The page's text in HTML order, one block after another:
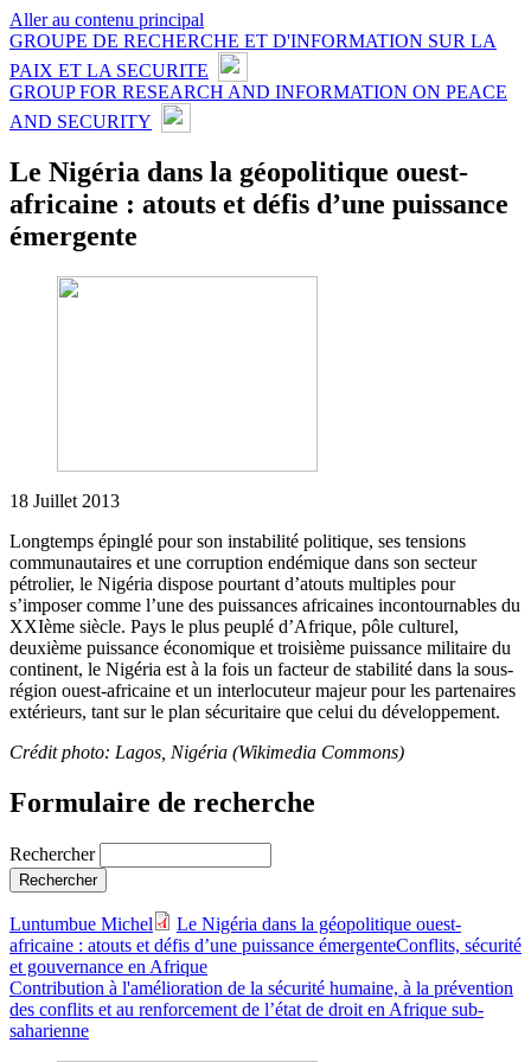
Aller au contenu principal
GROUPE DE RECHERCHE ET D'INFORMATION SUR LA
PAIX ET LA SECURITE
GROUP FOR RESEARCH AND INFORMATION ON PEACE
AND SECURITY
Le Nigéria dans la géopolitique ouest-
africaine : atouts et défis d’une puissance
émergente
18 Juillet 2013
Longtemps épinglé pour son instabilité politique, ses tensions
communautaires et une corruption endémique dans son secteur
pétrolier, le Nigéria dispose pourtant d’atouts multiples pour
s’imposer comme l’une des puissances africaines incontournables du
XXIème siècle. Pays le plus peuplé d’Afrique, pôle culturel,
deuxième puissance économique et troisième puissance militaire du
continent, le Nigéria est à la fois un facteur de stabilité dans la sous-
région ouest-africaine et un interlocuteur majeur pour les partenaires
extérieurs, tant sur le plan sécuritaire que celui du développement.
Crédit photo: Lagos, Nigéria (Wikimedia Commons)
Formulaire de recherche
Rechercher
Luntumbue Michel
Le Nigéria dans la géopolitique ouest-
africaine : atouts et défis d’une puissance émergenteConflits, sécurité
et gouvernance en Afrique
Contribution à l'amélioration de la sécurité humaine, à la prévention
des conflits et au renforcement de l’état de droit en Afrique sub-
saharienne